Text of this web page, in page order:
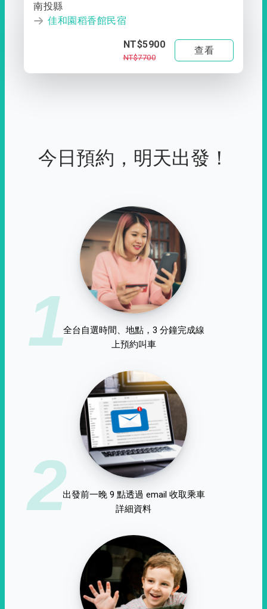
南投縣
佳和園稻香館民宿
NT$5900
NT$7700
查看
今日預約，明天出發！
1全台自選時間、地點，3 分鐘完成線
上預約叫車
2出發前一晚 9 點透過 email 收取乘車
詳細資料